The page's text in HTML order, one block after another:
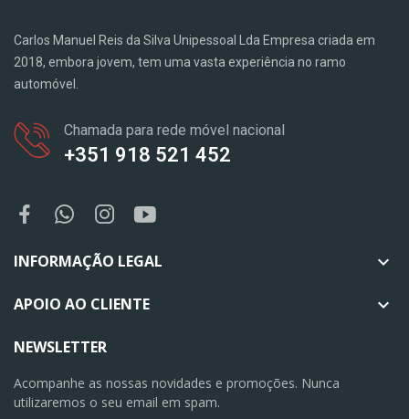
Carlos Manuel Reis da Silva Unipessoal Lda Empresa criada em
2018, embora jovem, tem uma vasta experiência no ramo
automóvel.
Chamada para rede móvel nacional
+351 918 521 452
INFORMAÇÃO LEGAL 
APOIO AO CLIENTE 
NEWSLETTER
Acompanhe as nossas novidades e promoções. Nunca
utilizaremos o seu email em spam.